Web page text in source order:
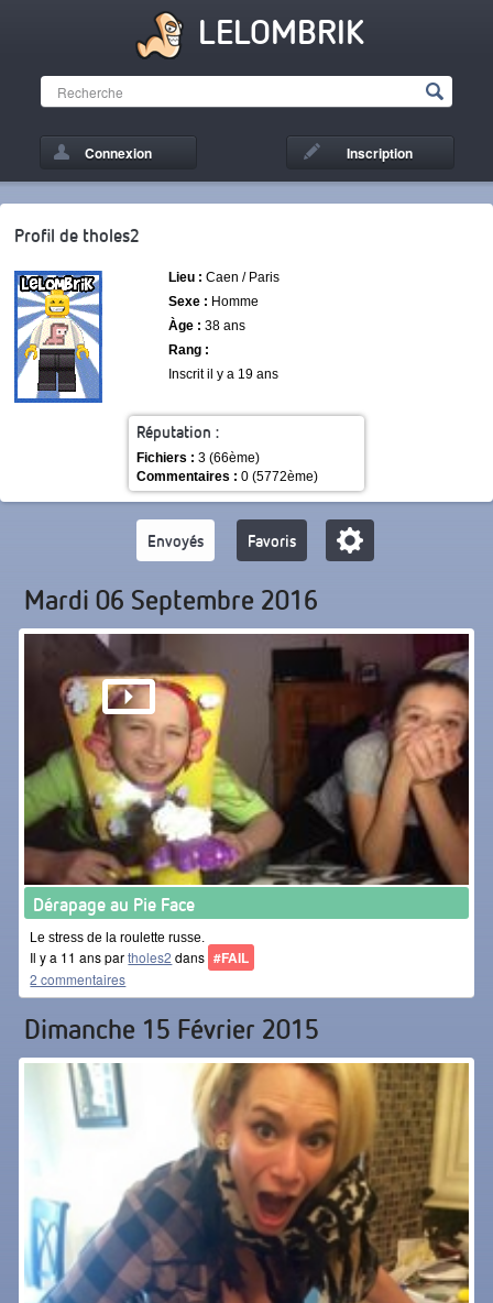
LELOMBRIK
Connexion Inscription
Réputation :
Fichiers : 3 (66ème)
Commentaires : 0 (5772ème)
Profil de tholes2
Lieu : Caen / Paris
Sexe : Homme
Àge : 38 ans
Rang :
Inscrit il y a 19 ans
Envoyés Favoris
Mardi 06 Septembre 2016
Dérapage au Pie Face
Le stress de la roulette russe.
Il y a 11 ans partholes2 dans #FAIL
2 commentaires
Dimanche 15 Février 2015